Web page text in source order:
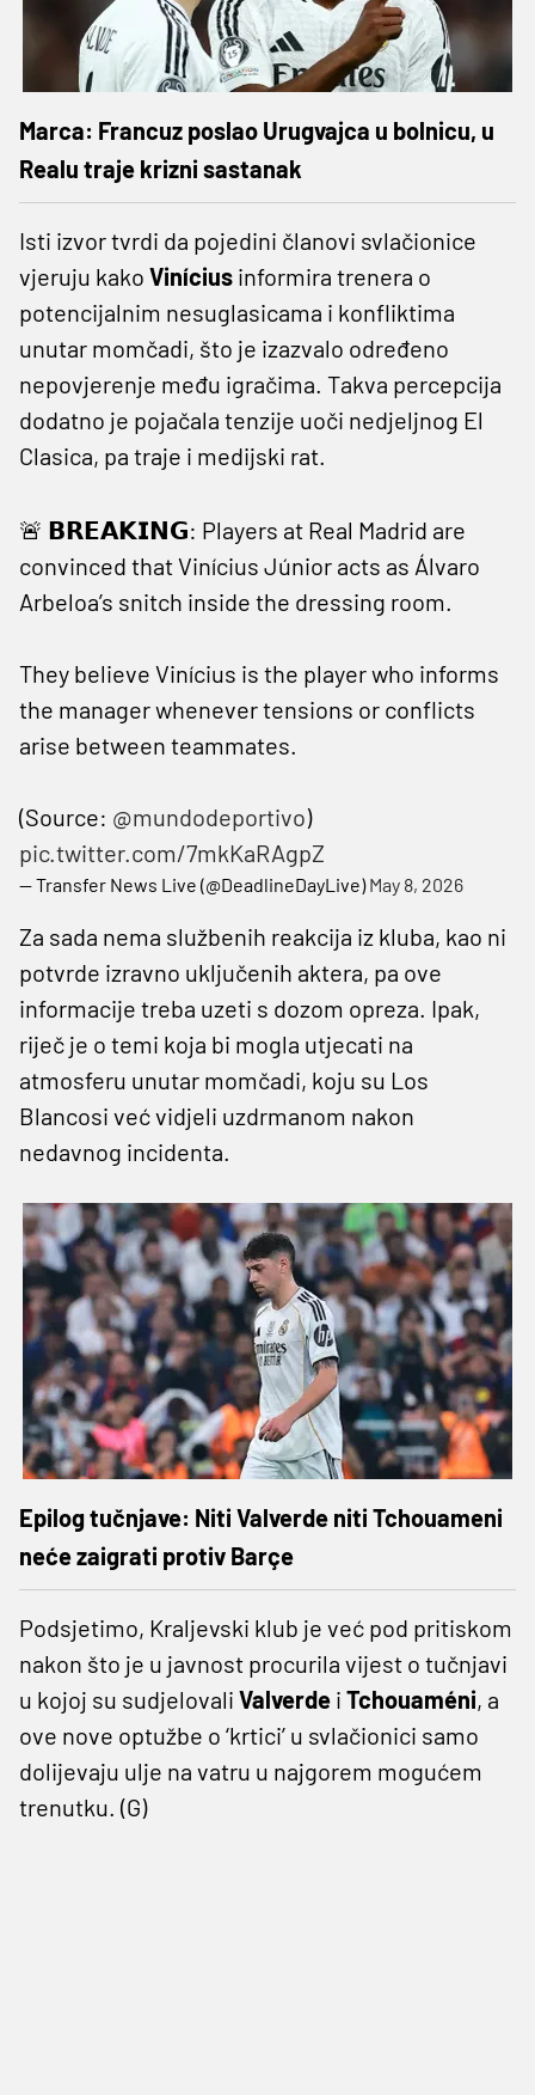
Marca: Francuz poslao Urugvajca u bolnicu, u
Realu traje krizni sastanak
Isti izvor tvrdi da pojedini članovi svlačionice
vjeruju kako Vinícius informira trenera o
potencijalnim nesuglasicama i konfliktima
unutar momčadi, što je izazvalo određeno
nepovjerenje među igračima. Takva percepcija
dodatno je pojačala tenzije uoči nedjeljnog El
Clasica, pa traje i medijski rat.
🚨 𝗕𝗥𝗘𝗔𝗞𝗜𝗡𝗚: Players at Real Madrid are
convinced that Vinícius Júnior acts as Álvaro
Arbeloa’s snitch inside the dressing room.
They believe Vinícius is the player who informs
the manager whenever tensions or conflicts
arise between teammates.
(Source: @mundodeportivo)
pic.twitter.com/7mkKaRAgpZ
— Transfer News Live (@DeadlineDayLive)May 8, 2026
Za sada nema službenih reakcija iz kluba, kao ni
potvrde izravno uključenih aktera, pa ove
informacije treba uzeti s dozom opreza. Ipak,
riječ je o temi koja bi mogla utjecati na
atmosferu unutar momčadi, koju su Los
Blancosi već vidjeli uzdrmanom nakon
nedavnog incidenta.
Epilog tučnjave: Niti Valverde niti Tchouameni
neće zaigrati protiv Barçe
Podsjetimo, Kraljevski klub je već pod pritiskom
nakon što je u javnost procurila vijest o tučnjavi
u kojoj su sudjelovali Valverde i Tchouaméni, a
ove nove optužbe o ‘krtici’ u svlačionici samo
dolijevaju ulje na vatru u najgorem mogućem
trenutku. (G)